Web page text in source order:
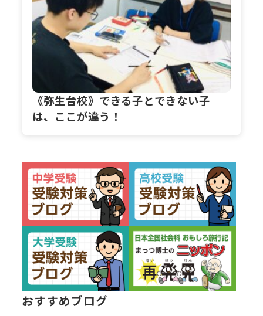
《弥生台校》できる子とできない子
は、ここが違う！
おすすめブログ